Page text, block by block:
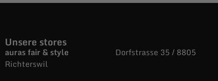
Unsere stores
auras fair & style Dorfstrasse 35 / 8805
Richterswil